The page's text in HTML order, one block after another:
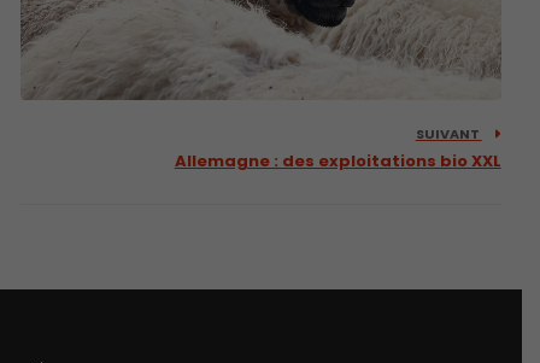
SUIVANT
Allemagne : des exploitations bio XXL